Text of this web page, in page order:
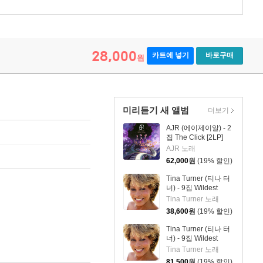
28,000원 카트에 넣기 바로구매
미리듣기 새 앨범
AJR (에이제이알) - 2
집 The Click [2LP]
AJR 노래
62,000원 (19% 할인)
Tina Turner (티나 터
너) - 9집 Wildest
Dreams 2026
Tina Turner 노래
38,600원 (19% 할인)
Tina Turner (티나 터
너) - 9집 Wildest
Dreams 2026 [2LP]
Tina Turner 노래
더보기